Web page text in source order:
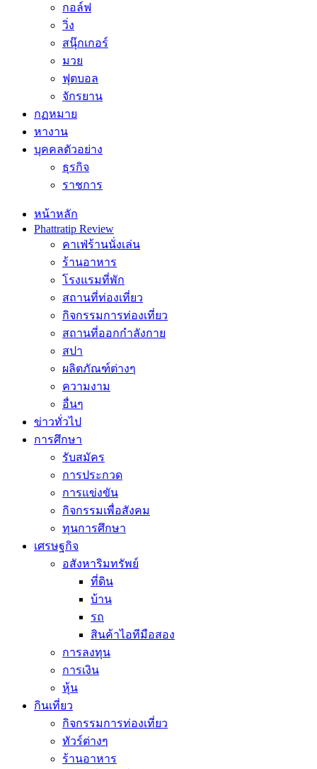
กอล์ฟ
วิ่ง
สนุ๊กเกอร์
มวย
ฟุตบอล
จักรยาน
กฏหมาย
หางาน
บุคคลตัวอย่าง
ธุรกิจ
ราชการ
หน้าหลัก
Phattratip Review
คาเฟ่ร้านนั่งเล่น
ร้านอาหาร
โรงแรมที่พัก
สถานที่ท่องเที่ยว
กิจกรรมการท่องเที่ยว
สถานที่ออกกำลังกาย
สปา
ผลิตภัณฑ์ต่างๆ
ความงาม
อื่นๆ
ข่าวทั่วไป
การศึกษา
รับสมัคร
การประกวด
การแข่งขัน
กิจกรรมเพื่อสังคม
ทุนการศึกษา
เศรษฐกิจ
อสังหาริมทรัพย์
ที่ดิน
บ้าน
รถ
สินค้าไอทีมือสอง
การลงทุน
การเงิน
หุ้น
กินเที่ยว
กิจกรรมการท่องเที่ยว
ทัวร์ต่างๆ
ร้านอาหาร